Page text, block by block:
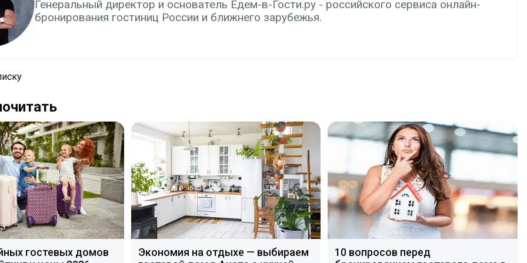
Генеральный директор и основатель Едем-в-Гости.ру - российского сервиса онлайн-
бронирования гостиниц России и ближнего зарубежья.
гостевых домов
Экономия
на
отдыхе
выбираем
гостевой
дом
в
Анапе
с
кухней
Экономия на отдыхе — выбираем
10
вопросов
бронированием
гостевого
дома
в
Адлере
10 вопросов перед